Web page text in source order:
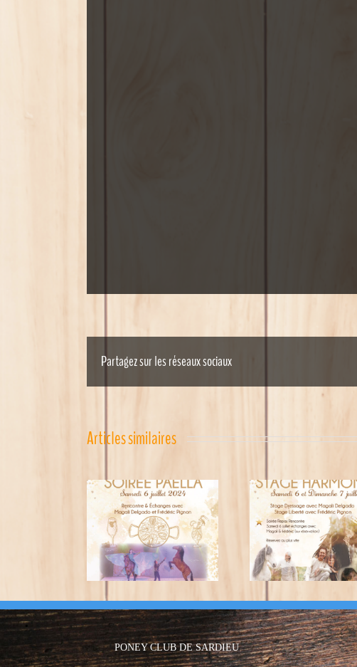
Partagez sur les réseaux sociaux
Articles similaires
STAGE HARMONIE 6-7
Juillet
Stage
été
PONEY CLUB DE SARDIEU